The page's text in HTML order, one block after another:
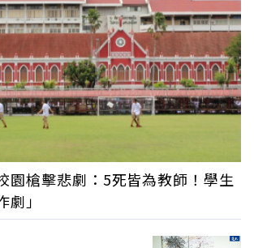
園槍擊悲劇：5死皆為教師！學生
」